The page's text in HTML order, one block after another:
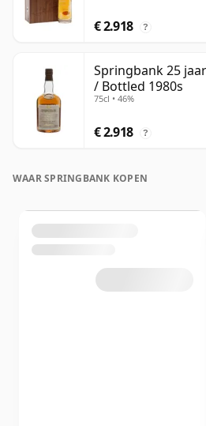
€ 2.918 ?
Springbank 25
/ Bottled 1980s
75cl • 46%
€ 2.918 ?
WAAR SPRINGBANK KOPEN